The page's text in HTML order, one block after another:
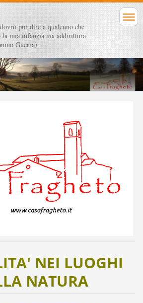
pur dire a qualcuno che
la mia infanzia ma addirittura
Guerra)
NEI LUOGHI
NATURA